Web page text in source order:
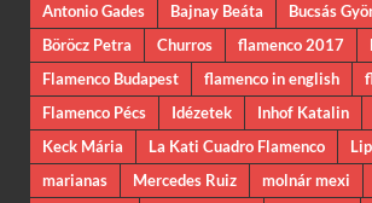
Antonio Gades Bajnay Beáta Bucsás
Böröcz Petra
Churros flamenco 2017
Flamenco Budapest
flamenco in english
Flamenco Pécs
Idézetek Inhof Katalin
Keck Mária
La Kati Cuadro Flamenco
marianas
Mercedes Ruiz molnár mexi